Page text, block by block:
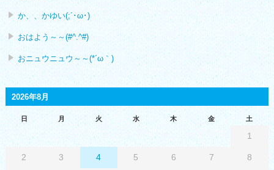
か、、かゆい(;´･ω･)
おはよう～～(#^.^#)
おニュウニュウ～～(*´ω｀)
2026年8月
日 月 火 水 木 金 土
1
2 3 4 5 6 7 8